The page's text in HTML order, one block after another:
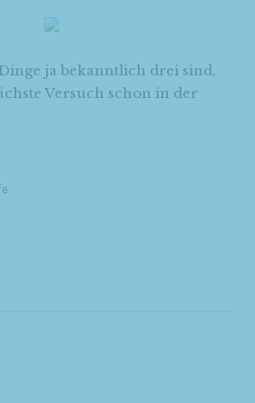
ja bekanntlich drei sind,
Versuch schon in der